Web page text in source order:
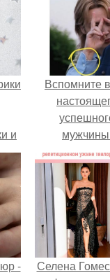
и
Вспомните
-
Селена